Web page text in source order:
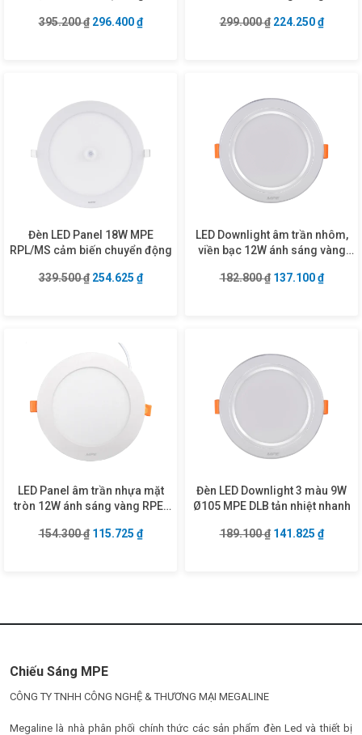
6N/DIM
395.200₫ Giá gốc là: 395.200 ₫.
296.400₫Giá hiện tại là: 296.400 ₫.
299.000₫ Giá gốc là:
224.250₫Giá
Đèn LED Panel 18W MPE
RPL/MS cảm biến chuyển động
339.500₫ Giá gốc là: 339.500 ₫.
254.625 ₫Giá hiện tại là: 254.625 ₫.
LED Downlight âm trần nhôm,
viền bạc 12W ánh sáng vàng
182.800₫ Giá gốc là:
137.100₫Giá
LED Panel âm trần nhựa mặt
tròn 12W ánh sáng vàng RPE-
154.300₫ Giá gốc là: 154.300 ₫.
115.725 ₫Giá hiện tại là: 115.725 ₫.
Đèn LED Downlight 3 màu 9W
Ø105 MPE DLB tản nhiệt nhanh
189.100₫ Giá gốc là:
141.825 ₫Giá
Chiếu Sáng MPE
CÔNG TY TNHH CÔNG NGHỆ & THƯƠNG MẠI MEGALINE
Megaline là nhà phân phối chính thức các sản phẩm đèn Led và thiết bị